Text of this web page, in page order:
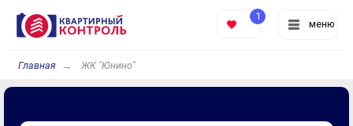
меню
1
Главная ЖК "Юнино"